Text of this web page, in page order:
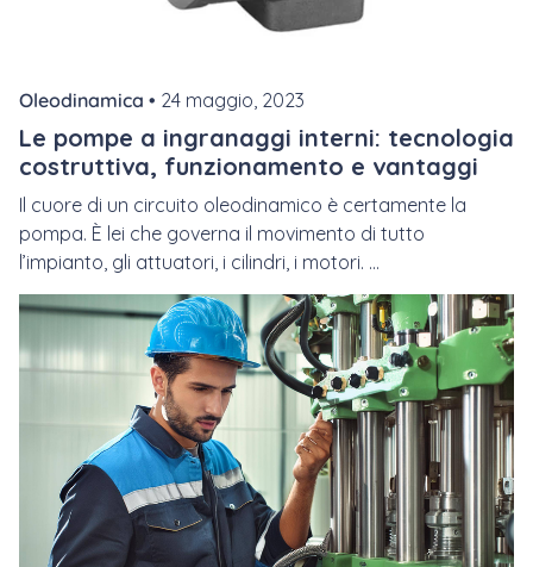
Oleodinamica • 24 maggio, 2023
Le pompe a ingranaggi interni: tecnologia
costruttiva, funzionamento e vantaggi
Il cuore di un circuito oleodinamico è certamente la
pompa. È lei che governa il movimento di tutto
l’impianto, gli attuatori, i cilindri, i motori. ...